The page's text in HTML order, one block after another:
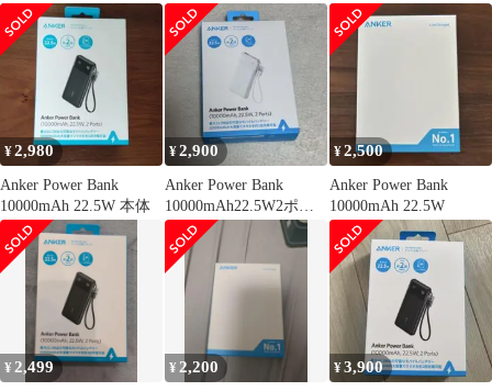
バイルバッテリー新品
未使用
¥2,980
Anker Power Bank
10000mAh 22.5W 本体
¥2,900
Anker Power Bank
10000mAh22.5W2ポー
ト
¥2,500
Anker Power Bank
10000mAh 22.5W
¥ 2,499 ¥ 2,200 ¥3,900